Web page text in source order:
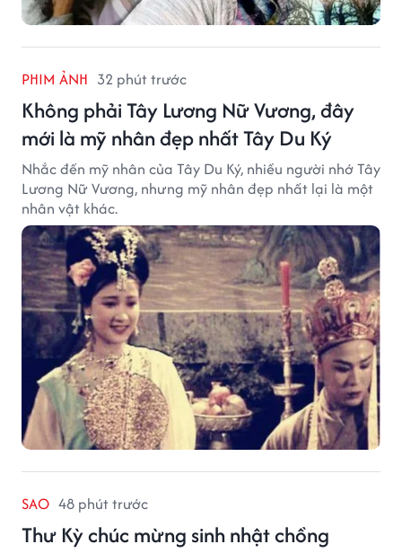
PHIM ẢNH 32 phút trước
Không phải Tây Lương Nữ Vương, đây
mới là mỹ nhân đẹp nhất Tây Du Ký
Nhắc đến mỹ nhân của Tây Du Ký, nhiều người nhớ Tây
Lương Nữ Vương, nhưng mỹ nhân đẹp nhất lại là một
nhân vật khác.
SAO 48 phút trước
Thư Kỳ chúc mừng sinh nhật chồng